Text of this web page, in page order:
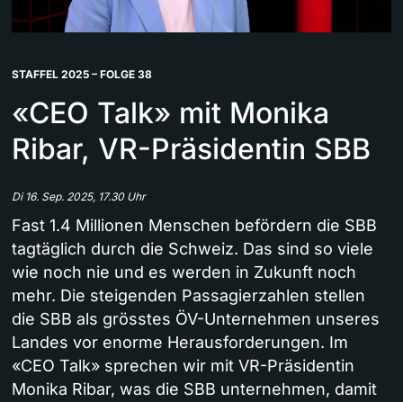
STAFFEL 2025 – FOLGE 38
«CEO Talk» mit Monika
Ribar, VR-Präsidentin SBB
Di 16. Sep. 2025, 17.30 Uhr
Fast 1.4 Millionen Menschen befördern die SBB
tagtäglich durch die Schweiz. Das sind so viele
wie noch nie und es werden in Zukunft noch
mehr. Die steigenden Passagierzahlen stellen
die SBB als grösstes ÖV-Unternehmen unseres
Landes vor enorme Herausforderungen. Im
«CEO Talk» sprechen wir mit VR-Präsidentin
Monika Ribar, was die SBB unternehmen, damit